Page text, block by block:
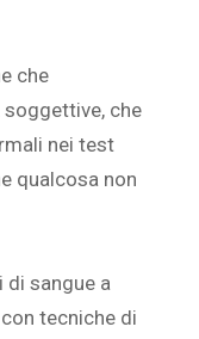
che
che
nei test
qualcosa non
di sangue a
tecniche di